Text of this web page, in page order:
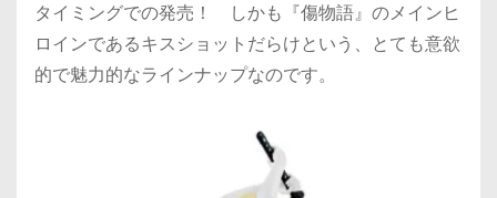
タイミングでの発売！ しかも『傷物語』のメインヒ
ロインであるキスショットだらけという、とても意欲
的で魅力的なラインナップなのです。